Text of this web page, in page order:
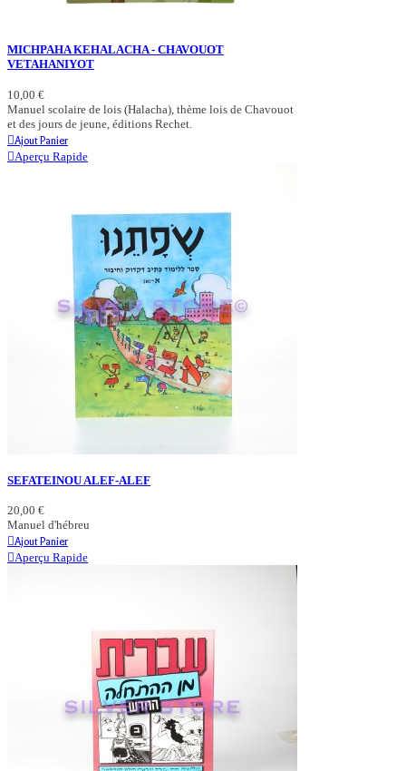
MICHPAHA KEHALACHA - CHAVOUOT
VETAHANIYOT
10,00 €
Manuel scolaire de lois (Halacha), thème lois de Chavouot
et des jours de jeune, éditions Rechet.
Ajout Panier
Aperçu Rapide
SEFATEINOU ALEF-ALEF
20,00 €
Manuel d'hébreu
Ajout Panier
Aperçu Rapide